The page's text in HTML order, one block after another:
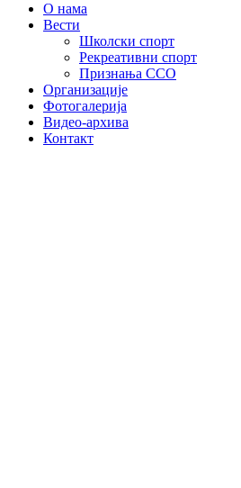
О нама
Вести
Школски спорт
Рекреативни спорт
Признања ССО
Oрганизације
Фотогалерија
Видео-архива
Контакт